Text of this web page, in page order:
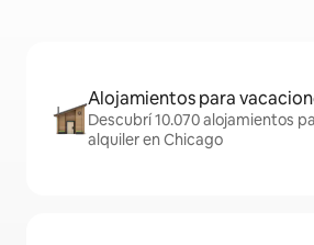
Alojamientos para
Descubrí 10.070 alojamientos
alquiler en Chicago